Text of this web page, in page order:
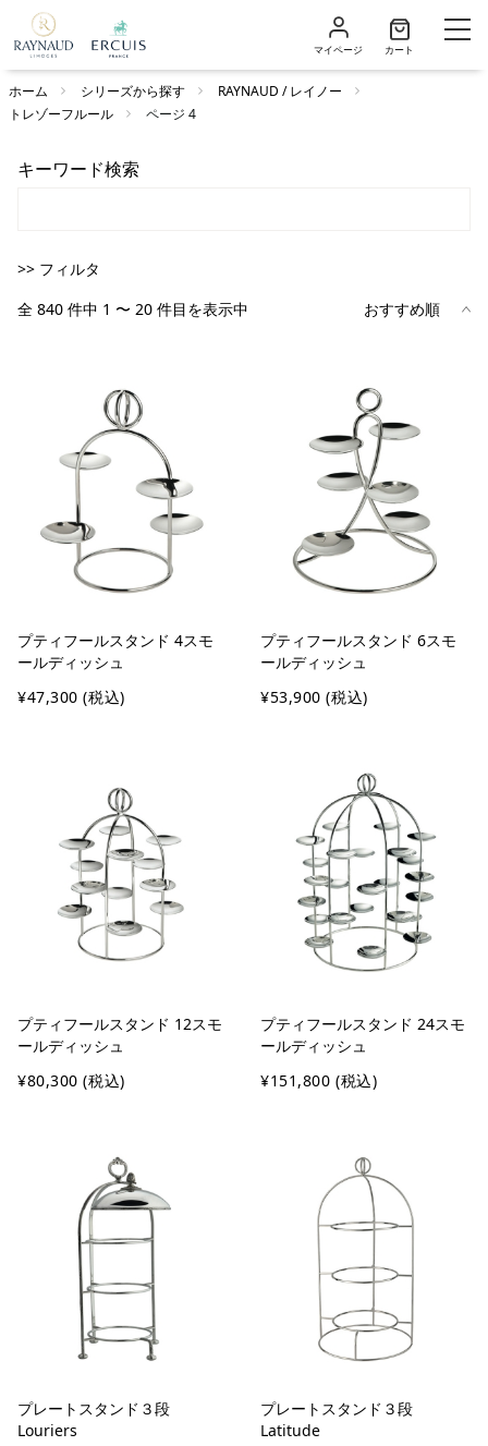
マイページ カート
ホーム シリーズから探す
RAYNAUD / レイノー
トレゾーフルール
ページ 4
キーワード検索
>> フィルタ
全 840 件中 1 〜 20 件目を表示中
プティフールスタンド 4スモ
ールディッシュ
¥47,300 (税込)
プティフールスタンド 6スモ
ールディッシュ
¥53,900 (税込)
プティフールスタンド 12スモ
ールディッシュ
¥80,300 (税込)
プティフールスタンド 24スモ
ールディッシュ
¥151,800 (税込)
プレートスタンド３段
Louriers
プレートスタンド３段
Latitude